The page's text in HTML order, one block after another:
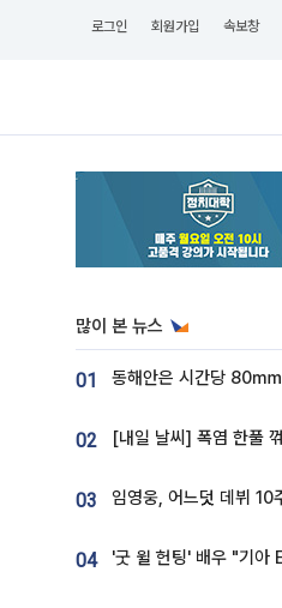
로그인 회원가입 속보창
많이 본 뉴스
01
02
03
04